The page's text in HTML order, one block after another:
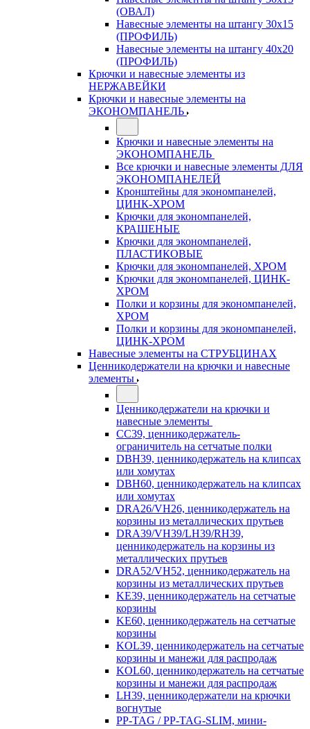
(ОВАЛ)
Навесные элементы на штангу 30х15
(ПРОФИЛЬ)
Навесные элементы на штангу 40х20
(ПРОФИЛЬ)
Крючки и навесные элементы из
НЕРЖАВЕЙКИ
Крючки и навесные элементы на
ЭКОНОМПАНЕЛЬ
Крючки и навесные элементы на
ЭКОНОМПАНЕЛЬ
Все крючки и навесные элементы ДЛЯ
ЭКОНОМПАНЕЛЕЙ
Кронштейны для экономпанелей,
ЦИНК-ХРОМ
Крючки для экономпанелей,
КРАШЕНЫЕ
Крючки для экономпанелей,
ПЛАСТИКОВЫЕ
Крючки для экономпанелей, ХРОМ
Крючки для экономпанелей, ЦИНК-
ХРОМ
Полки и корзины для экономпанелей,
ХРОМ
Полки и корзины для экономпанелей,
ЦИНК-ХРОМ
Навесные элементы на СТРУБЦИНАХ
Ценникодержатели на крючки и навесные
элементы
Ценникодержатели на крючки и
навесные элементы
CC39, ценникодержатель-
ограничитель на сетчатые полки
DBH39, ценникодержатель на клипсах
или хомутах
DBH60, ценникодержатель на клипсах
или хомутах
DRA26/VH26, ценникодержатель на
корзины из металлических прутьев
DRA39/VH39/LH39/RH39,
ценникодержатель на корзины из
металлических прутьев
DRA52/VH52, ценникодержатель на
корзины из металлических прутьев
KE39, ценникодержатель на сетчатые
корзины
KE60, ценникодержатель на сетчатые
корзины
KOL39, ценникодержатель на сетчатые
корзины и манежи для распродаж
KOL60, ценникодержатель на сетчатые
корзины и манежи для распродаж
LH39, ценникодержатели на крючки
вогнутые
PP-TAG / PP-TAG-SLIM, мини-